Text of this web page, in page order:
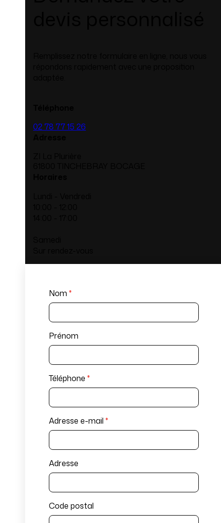
02 78 77 15 26
Nom*
Prénom
Téléphone*
Adresse e-mail*
Adresse
Code postal